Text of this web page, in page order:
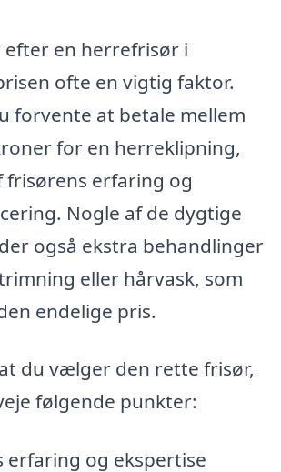
efter en herrefrisør i
ofte en vigtig faktor.
forvente at betale mellem
for en herreklipning,
erfaring og
Nogle af de dygtige
også ekstra behandlinger
eller hårvask, som
endelige pris.
du vælger den rette frisør,
følgende punkter:
erfaring og ekspertise